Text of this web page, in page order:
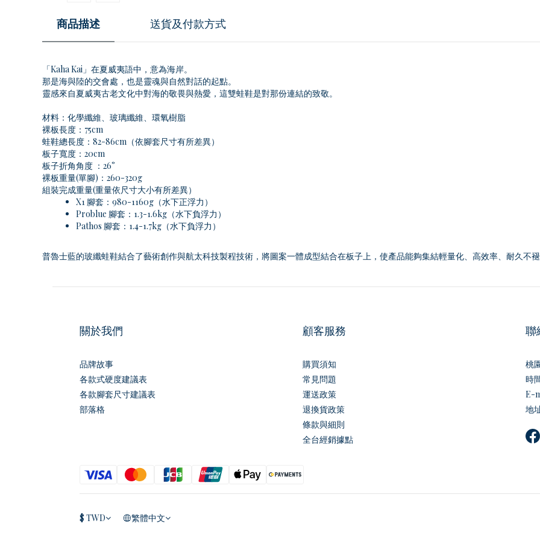
商品描述 送貨及付款方式
「Kaha Kai」在夏威夷語中，意為海岸。
那是海與陸的交會處，也是靈魂與自然對話的起點。
靈感來自夏威夷古老文化中對海的敬畏與熱愛，這雙蛙鞋是對那份連結的致敬。
材料：化學纖維、玻璃纖維、環氧樹脂
裸板長度：75cm
蛙鞋總長度：82-86cm（依腳套尺寸有所差異）
板子寬度：20cm
板子折角角度 ：26°
裸板重量(單腳)：260-320g
組裝完成重量(重量依尺寸大小有所差異）
X1 腳套：980-1160g（水下正浮力）
Problue 腳套：1.3-1.6kg（水下負浮力）
Pathos 腳套：1.4-1.7kg（水下負浮力）
普魯士藍的玻纖蛙鞋結合了藝術創作與航太科技製程技術，將圖案一體成型結合在板子上，使產品能夠集結輕量化、高效率、耐久不褪
關於我們
品牌故事
各款式硬度建議表
各款腳套尺寸建議表
部落格
顧客服務
購買須知
常見問題
運送政策
退換貨政策
條款與細則
全台經銷據點
聯
桃
時
E-
地
$ TWD 繁體中文